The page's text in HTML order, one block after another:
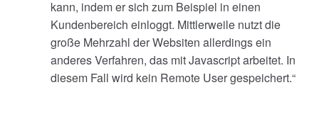
kann, indem er sich zum Beispiel in einen
Kundenbereich einloggt. Mittlerweile nutzt die
große Mehrzahl der Websiten allerdings ein
anderes Verfahren, das mit Javascript arbeitet. In
diesem Fall wird kein Remote User gespeichert.“